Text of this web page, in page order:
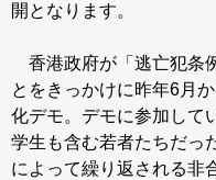
開となります。
香港政府が「逃亡犯条
とをきっかけに昨年6月
化デモ。デモに参加して
学生も含む若者たちだっ
によって繰り返される非